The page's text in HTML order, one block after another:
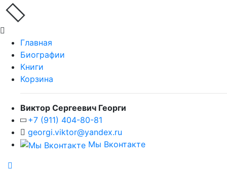
Главная
Биографии
Книги
Корзина
Виктор Сергеевич Георги
+7 (911) 404-80-81
georgi.viktor@yandex.ru
Мы Вконтакте